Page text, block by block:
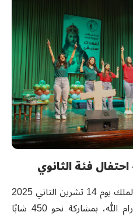
فئة الثانوي
احتفلت فئة الثانوي بعيد يسوع الملك يوم 14 تشرين الثاني 2025
في كنيسة العائلة المقدسة – رام الله، بمشاركة نحو 450 شابًا